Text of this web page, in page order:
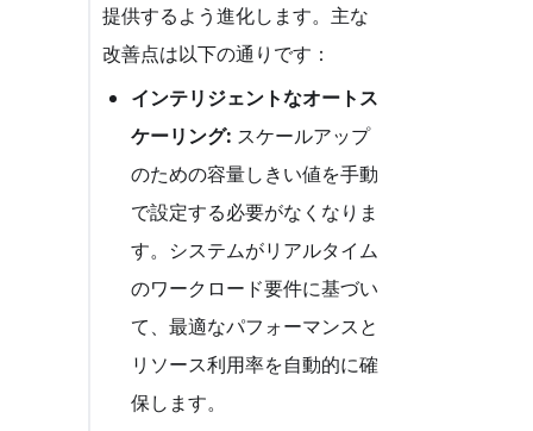
提供するよう進化します。主な
改善点は以下の通りです：
インテリジェントなオートス
ケーリング: スケールアップ
のための容量しきい値を手動
で設定する必要がなくなりま
す。システムがリアルタイム
のワークロード要件に基づい
て、最適なパフォーマンスと
リソース利用率を自動的に確
保します。